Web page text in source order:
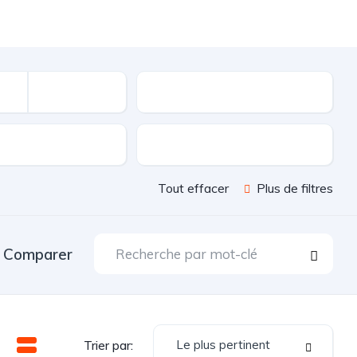
Tout effacer Plus de filtres
Comparer
Trier par: Le plus pertinent